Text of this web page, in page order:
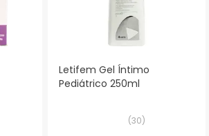
Letifem Gel Íntimo
Pediátrico 250ml
(30)